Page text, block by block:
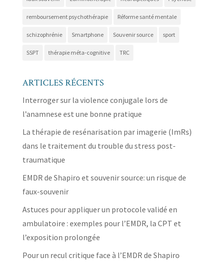
remboursement psychothérapie Réforme santé mentale
schizophrénie Smartphone Souvenir source sport
SSPT thérapie méta-cognitive TRC
ARTICLES RÉCENTS
Interroger sur la violence conjugale lors de
l’anamnese est une bonne pratique
La thérapie de resénarisation par imagerie (ImRs)
dans le traitement du trouble du stress post-
traumatique
EMDR de Shapiro et souvenir source: un risque de
faux-souvenir
Astuces pour appliquer un protocole validé en
ambulatoire : exemples pour l’EMDR, la CPT et
l’exposition prolongée
Pour un recul critique face à l’EMDR de Shapiro